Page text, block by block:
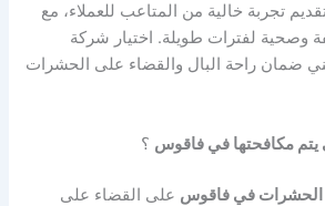
تجربة خالية من المتاعب للعملاء، مع
وصحية لفترات طويلة. اختيار شركة
ضمان راحة البال والقضاء على الحشرات
يتم مكافحتها في فاقوس ؟
الحشرات في فاقوس على القضاء على